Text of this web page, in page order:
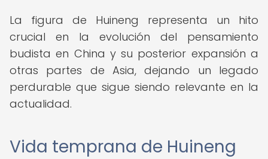
La figura de Huineng representa un hito
crucial en la evolución del pensamiento
budista en China y su posterior expansión a
otras partes de Asia, dejando un legado
perdurable que sigue siendo relevante en la
actualidad.
Vida temprana de Huineng